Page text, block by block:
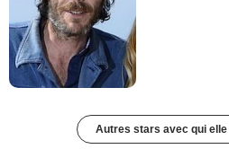
Autres stars avec qui elle